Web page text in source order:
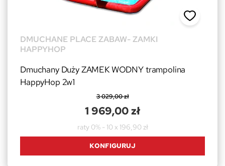
DMUCHANE PLACE ZABAW- ZAMKI
HAPPYHOP
Dmuchany Duży ZAMEK WODNY trampolina
HappyHop 2w1
3 029,00 zł
1 969,00 zł
raty 0% - 10 x 196,90 zł
KONFIGURUJ